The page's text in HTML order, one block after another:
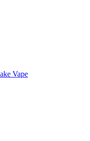
Vape